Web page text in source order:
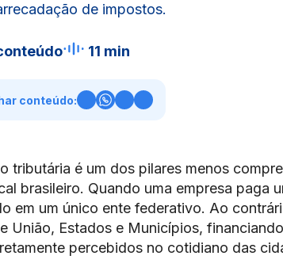
de impostos.
11 min
conteúdo:
tributária é um dos pilares menos
brasileiro. Quando uma empresa paga
em um único ente federativo. Ao
União, Estados e Municípios,
percebidos no cotidiano das